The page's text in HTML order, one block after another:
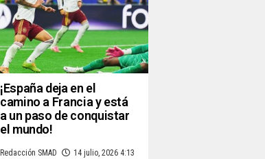
¡España deja en el
camino a Francia y está
a un paso de conquistar
el mundo!
Redacción SMAD
14 julio, 2026 4:13